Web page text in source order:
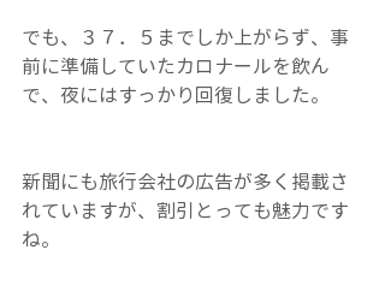
でも、３７．５までしか上がらず、事
前に準備していたカロナールを飲ん
で、夜にはすっかり回復しました。
新聞にも旅行会社の広告が多く掲載さ
れていますが、割引とっても魅力です
ね。